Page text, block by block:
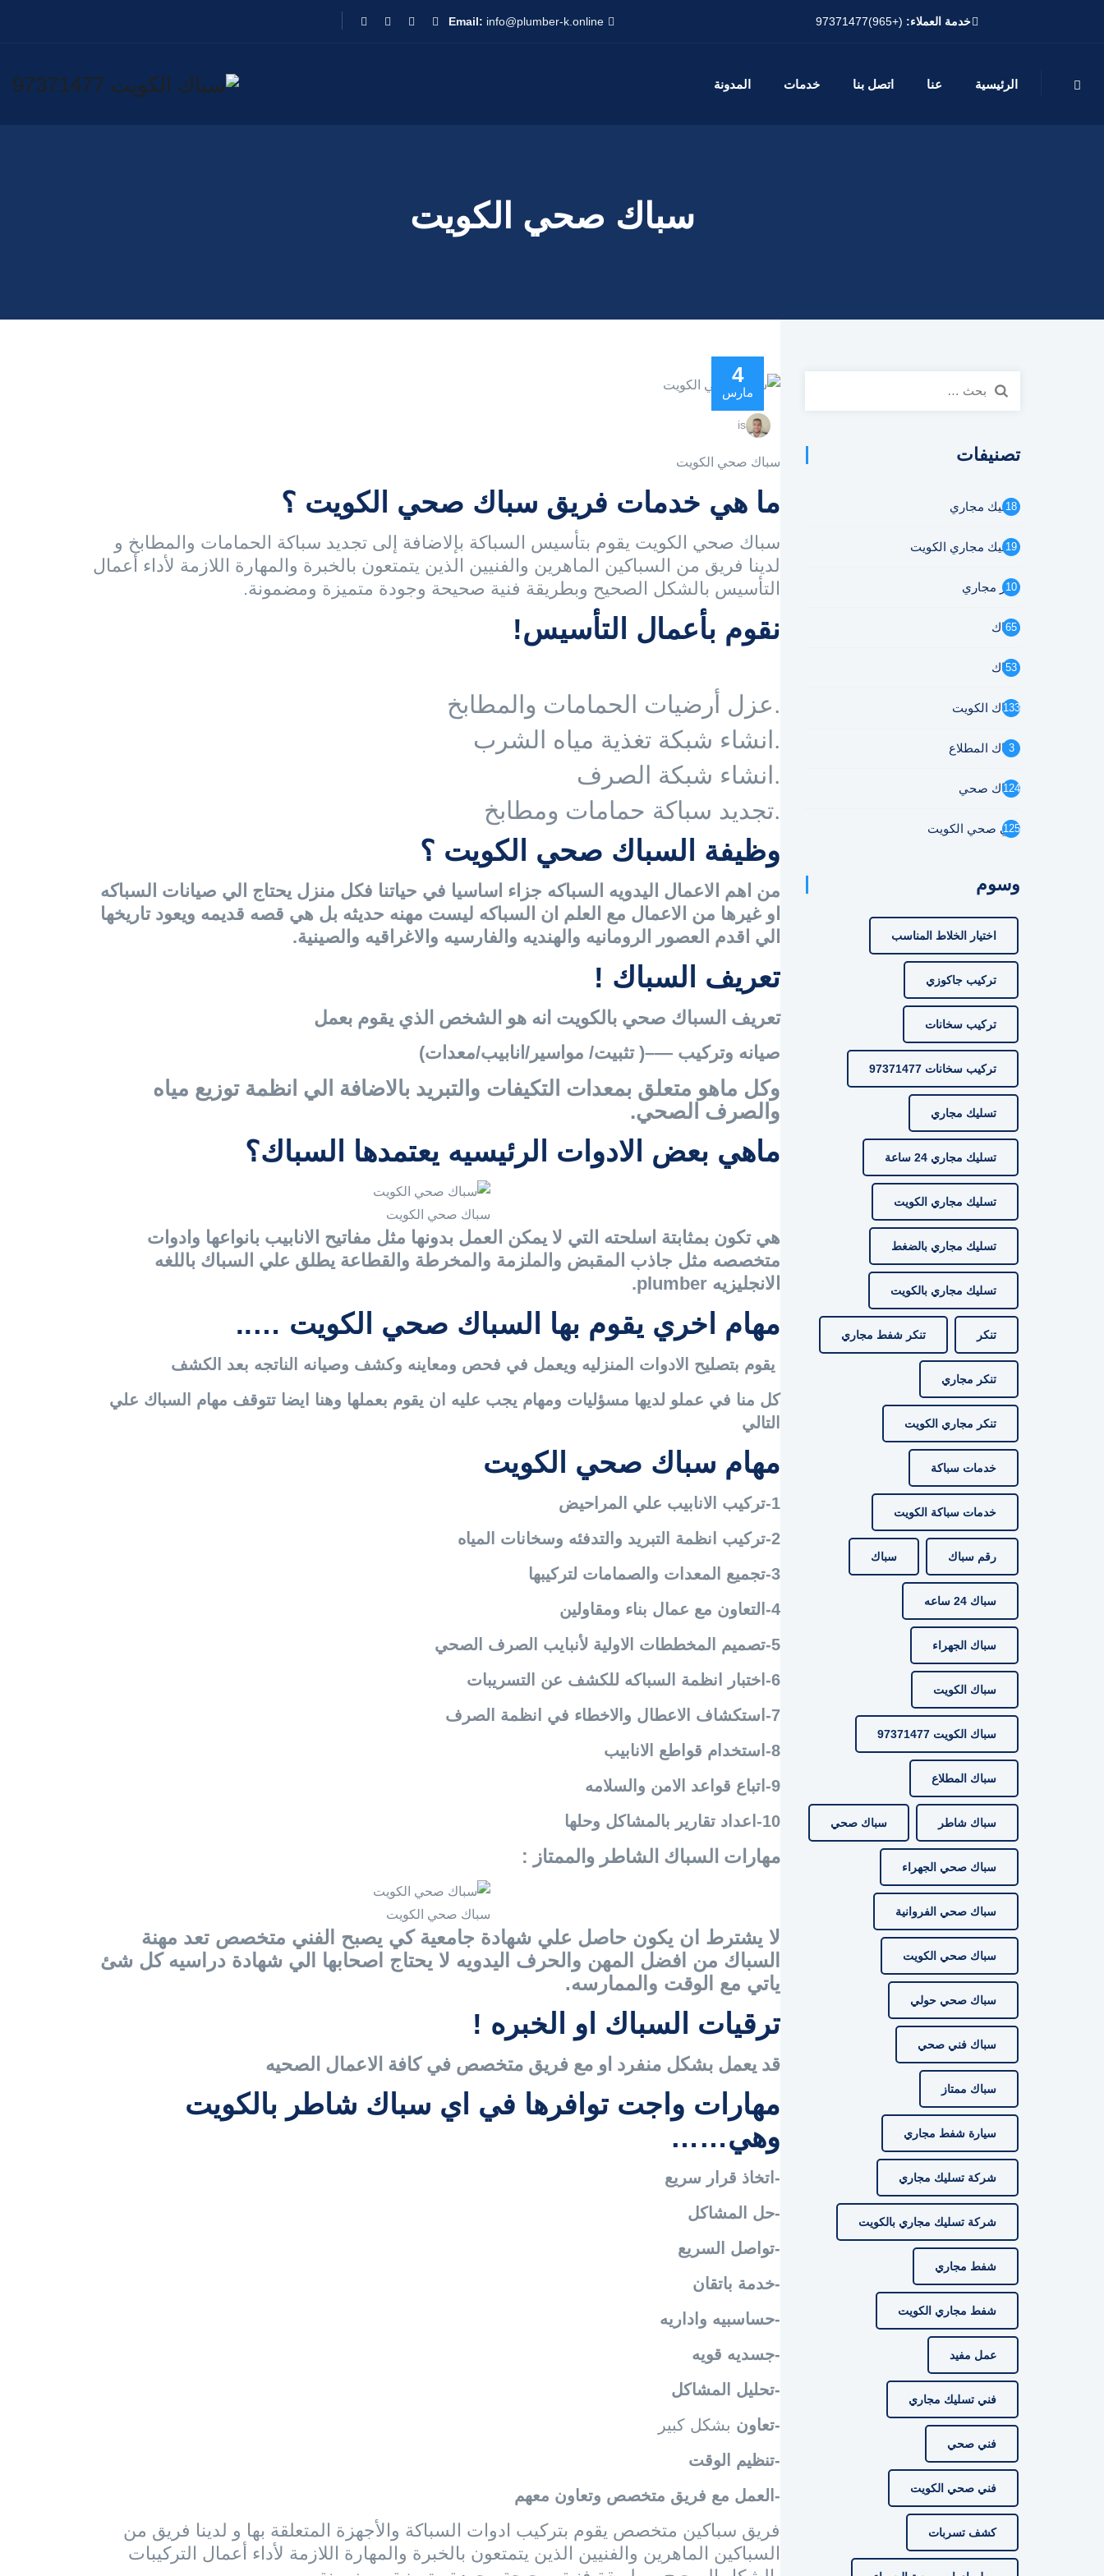
خدمة العملاء: (+965)97371477
Email: info@plumber-k.online
الرئيسية عنا اتصل بنا خدمات المدونة
سباك صحي الكويت
4
مارس
is
سباك صحي الكويت
ما هي خدمات فريق سباك صحي الكويت ؟
سباك صحي الكويت يقوم بتأسيس السباكة بإلاضافة إلى تجديد سباكة الحمامات والمطابخ و
لدينا فريق من السباكين الماهرين والفنيين الذين يتمتعون بالخبرة والمهارة اللازمة لأداء أعمال
التأسيس بالشكل الصحيح وبطريقة فنية صحيحة وجودة متميزة ومضمونة.
نقوم بأعمال التأسيس!
.عزل أرضيات الحمامات والمطابخ
.انشاء شبكة تغذية مياه الشرب
.انشاء شبكة الصرف
.تجديد سباكة حمامات ومطابخ
وظيفة السباك صحي الكويت ؟
من اهم الاعمال اليدويه السباكه جزاء اساسيا في حياتنا فكل منزل يحتاج الي صيانات السباكه
او غيرها من الاعمال مع العلم ان السباكه ليست مهنه حديثه بل هي قصه قديمه ويعود تاريخها
الي اقدم العصور الرومانيه والهنديه والفارسيه والاغراقيه والصينية.
تعريف السباك !
تعريف السباك صحي بالكويت انه هو الشخص الذي يقوم بعمل
صيانه وتركيب —–( تثبيت/ مواسير/انابيب/معدات)
وكل ماهو متعلق بمعدات التكيفات والتبريد بالاضافة الي انظمة توزيع مياه
والصرف الصحي.
ماهي بعض الادوات الرئيسيه يعتمدها السباك؟
سباك صحي الكويت
هي تكون بمثابتة اسلحته التي لا يمكن العمل بدونها مثل مفاتيح الانابيب بانواعها وادوات
متخصصه مثل جاذب المقبض والملزمة والمخرطة والقطاعة يطلق علي السباك باللغه
الانجليزيه plumber.
مهام اخري يقوم بها السباك صحي الكويت …..
يقوم بتصليح الادوات المنزليه ويعمل في فحص ومعاينه وكشف وصيانه الناتجه بعد الكشف
كل منا في عملو لديها مسؤليات ومهام يجب عليه ان يقوم بعملها وهنا ايضا تتوقف مهام السباك علي
التالي
مهام سباك صحي الكويت
1-تركيب الانابيب علي المراحيض
2-تركيب انظمة التبريد والتدفئه وسخانات المياه
3-تجميع المعدات والصمامات لتركيبها
4-التعاون مع عمال بناء ومقاولين
5-تصميم المخططات الاولية لأنبايب الصرف الصحي
6-اختبار انظمة السباكه للكشف عن التسريبات
7-استكشاف الاعطال والاخطاء في انظمة الصرف
8-استخدام
قواطع الانابيب
9-اتباع قواعد الامن والسلامه
10-اعداد تقارير بالمشاكل وحلها
مهارات السباك الشاطر والممتاز :
سباك صحي الكويت
لا يشترط ان يكون حاصل علي شهادة جامعية كي يصبح الفني متخصص تعد مهنة
السباك من افضل المهن والحرف اليدويه لا يحتاج اصحابها الي شهادة دراسيه كل شئ
ياتي مع الوقت والممارسه.
ترقيات السباك او الخبره !
قد يعمل بشكل منفرد او مع فريق متخصص في كافة الاعمال الصحيه
مهارات واجت توافرها في اي سباك شاطر بالكويت
وهي……
-اتخاذ قرار سريع
-حل المشاكل
-تواصل السريع
-خدمة باتقان
-حساسبيه واداريه
-جسديه قويه
-تحليل المشاكل
-تعاون بشكل كبير
-تنظيم الوقت
-العمل مع فريق متخصص وتعاون معهم
فريق سباكين متخصص يقوم بتركيب ادوات السباكة والأجهزة المتعلقة بها و لدينا فريق من
السباكين الماهرين والفنيين الذين يتمتعون بالخبرة والمهارة اللازمة لأداء أعمال التركيبات
البحث
تصنيفات
تسليك مجاري
18
تسليك مجاري الكويت
19
تنكر مجاري
10
سباك
65
سباك
53
سباك الكويت
133
سباك المطلاع
3
سباك صحي
124
فني صحي الكويت
125
وسوم
اختيار الخلاط المناسب
تركيب جاكوزي
تركيب سخانات
تركيب سخانات 97371477
تسليك مجاري
تسليك مجاري 24 ساعة
تسليك مجاري الكويت
تسليك مجاري بالضغط
تسليك مجاري بالكويت
تنكر تنكر شفط مجاري
تنكر مجاري
تنكر مجاري الكويت
خدمات سباكة
خدمات سباكة الكويت
رقم سباك سباك
سباك 24 ساعه
سباك الجهراء
سباك الكويت
سباك الكويت 97371477
سباك المطلاع
سباك شاطر سباك صحي
سباك صحي الجهراء
سباك صحي الفروانية
سباك صحي الكويت
سباك صحي حولي
سباك فني صحي
سباك ممتاز
سيارة شفط مجاري
شركة تسليك مجاري
شركة تسليك مجاري بالكويت
شفط مجاري
شفط مجاري الكويت
عمل مفيد
فني تسليك مجاري
فني صحي
فني صحي الكويت
كشف تسربات